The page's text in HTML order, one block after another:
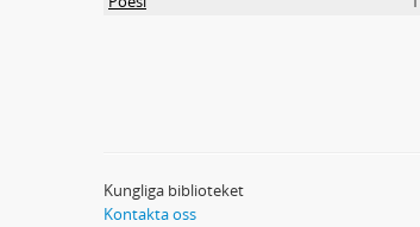
Kungliga biblioteket
Kontakta oss